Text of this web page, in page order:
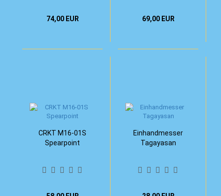
74,00 EUR 69,00 EUR
CRKT M16-01S
Spearpoint
Einhandmesser
Tagayasan